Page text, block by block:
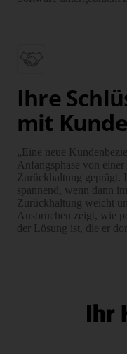
Ihre
mit
„Eine neue
Anfangsphase von
Zurückhaltung geprägt.
spannend, wenn dann
Zu­rück­hal­tung weicht
Ausbrüchen zeigt, wie
der Lösung ist, die er
Ihr